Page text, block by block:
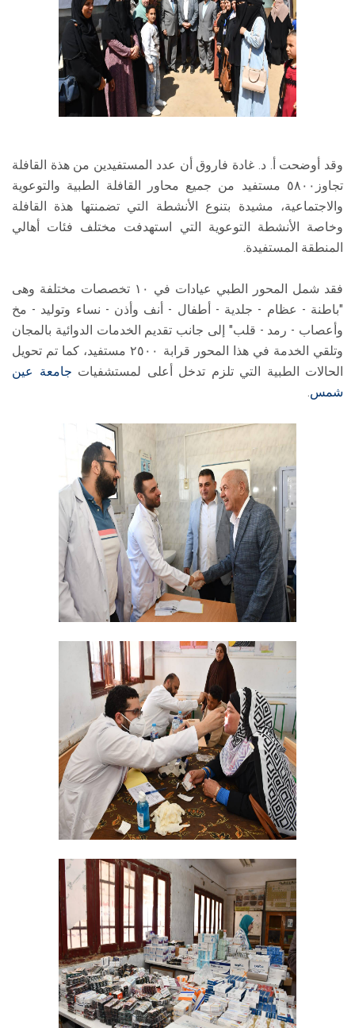
وقد أوضحت أ. د. غادة فاروق أن عدد المستفيدين من هذة القافلة
تجاوز٥٨٠٠ مستفيد من جميع محاور القافلة الطبية والتوعوية
والاجتماعية، مشيدة بتنوع الأنشطة التي تضمنتها هذة القافلة
وخاصة الأنشطة التوعوية التي استهدفت مختلف فئات أهالي
المنطقة المستفيدة.
فقد شمل المحور الطبي عيادات في ١٠ تخصصات مختلفة وهى
"باطنة - عظام - جلدية - أطفال - أنف وأذن - نساء وتوليد - مخ
وأعصاب - رمد - قلب" إلى جانب تقديم الخدمات الدوائية بالمجان
وتلقي الخدمة في هذا المحور قرابة ٢٥٠٠ مستفيد، كما تم تحويل
الحالات الطبية التي تلزم تدخل أعلى لمستشفيات جامعة عين
شمس.